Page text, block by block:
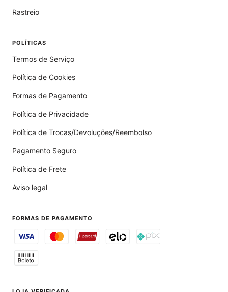
Rastreio
POLÍTICAS
Termos de Serviço
Política de Cookies
Formas de Pagamento
Política de Privacidade
Política de Trocas/Devoluções/Reembolso
Pagamento Seguro
Política de Frete
Aviso legal
FORMAS DE PAGAMENTO